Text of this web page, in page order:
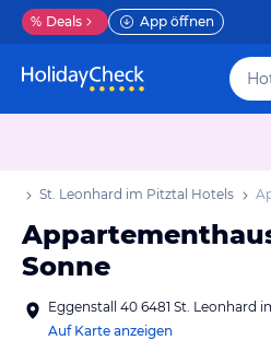
% Deals App öffnen
St. Leonhard im Pitztal Hotels
Sonne
Eggenstall 40 6481 St. Leonhard
Auf Karte anzeigen